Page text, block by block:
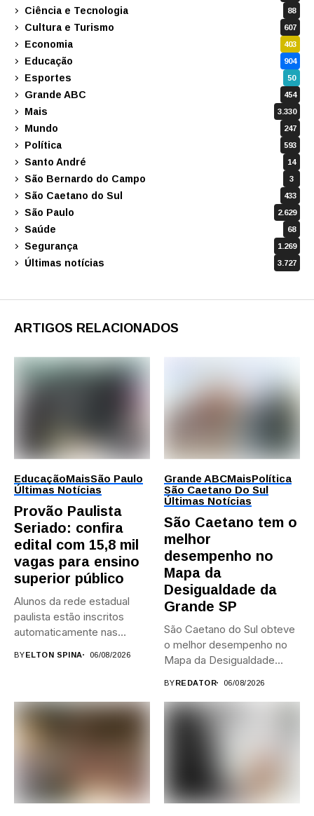
Ciência e Tecnologia 88
Cultura e Turismo 607
Economia 403
Educação 904
Esportes 50
Grande ABC 454
Mais 3.330
Mundo 247
Política 593
Santo André 14
São Bernardo do Campo 3
São Caetano do Sul 433
São Paulo 2.629
Saúde 68
Segurança 1.269
Últimas notícias 3.727
ARTIGOS RELACIONADOS
EducaçãoMaisSão Paulo
Últimas Notícias
Provão Paulista
Seriado: confira
edital com 15,8 mil
vagas para ensino
superior público
Alunos da rede estadual
paulista estão inscritos
automaticamente nas
BYELTON SPINA 06/08/2026
Grande ABCMaisPolítica
São Caetano Do Sul
Últimas Notícias
São Caetano tem o
melhor
desempenho no
Mapa da
Desigualdade da
Grande SP
São Caetano do Sul obteve
o melhor desempenho no
Mapa da Desigualdade...
BYREDATOR 06/08/2026